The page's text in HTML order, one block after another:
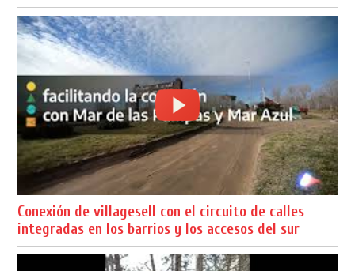
Conexión de villagesell con el circuito de calles
integradas en los barrios y los accesos del sur